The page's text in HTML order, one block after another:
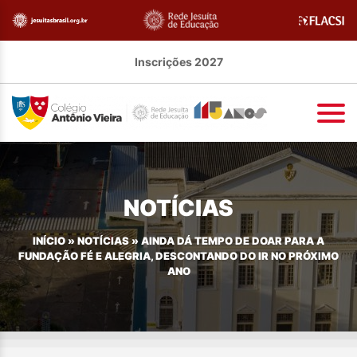
Inscrições 2027
NOTÍCIAS
INÍCIO » NOTÍCIAS» AINDA DÁ TEMPO DE DOAR PARA A
FUNDAÇÃO FÉ E ALEGRIA, DESCONTANDO DO IR NO PRÓXIMO
ANO